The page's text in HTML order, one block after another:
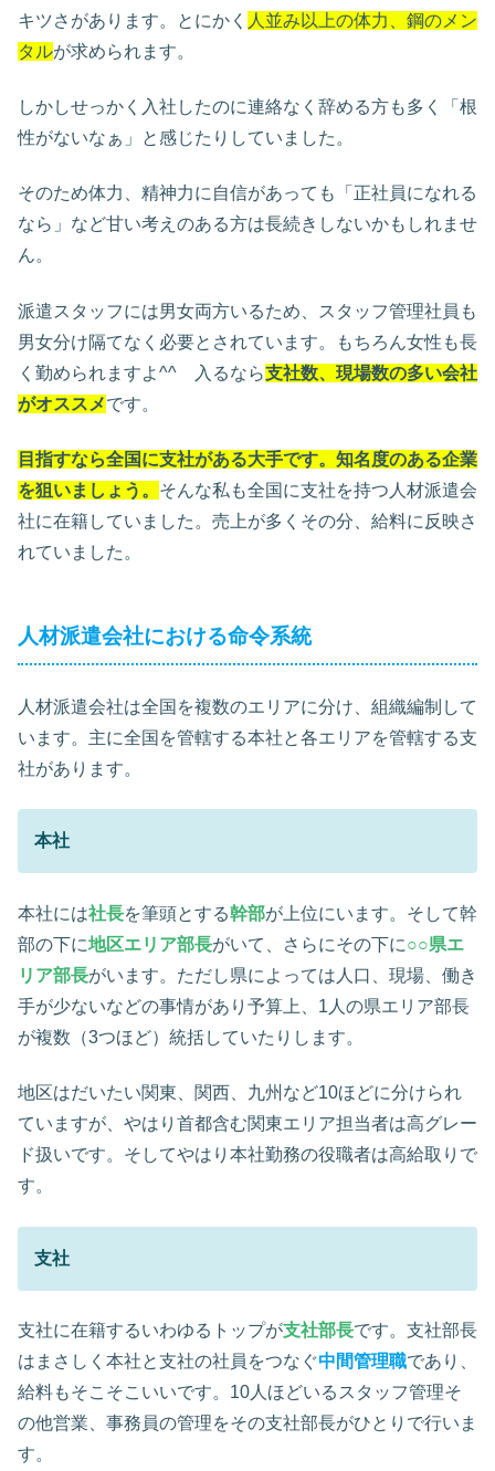
キツさがあります。とにかく 人並み以上の体力、鋼のメン
タルが求められます。
しかしせっかく入社したのに連絡なく辞める方も多く「根
性がないなぁ」と感じたりしていました。
そのため体力、精神力に自信があっても「正社員になれる
なら」など甘い考えのある方は長続きしないかもしれませ
ん。
派遣スタッフには男女両方いるため、スタッフ管理社員も
男女分け隔てなく必要とされています。もちろん女性も長
く勤められますよ^^ 入るなら支社数、現場数の多い会社
がオススメです。
目指すなら全国に支社がある大手です。知名度のある企業
を狙いましょう。 そんな私も全国に支社を持つ人材派遣会
社に在籍していました。売上が多くその分、給料に反映さ
れていました。
人材派遣会社における命令系統
人材派遣会社は全国を複数のエリアに分け、組織編制して
います。主に全国を管轄する本社と各エリアを管轄する支
社があります。
本社
本社には社長を筆頭とする幹部が上位にいます。そして幹
部の下に地区エリア部長がいて、さらにその下に○○県エ
リア部長がいます。ただし県によっては人口、現場、働き
手が少ないなどの事情があり予算上、1人の県エリア部長
が複数（3つほど）統括していたりします。
地区はだいたい関東、関西、九州など10ほどに分けられ
ていますが、やはり首都含む関東エリア担当者は高グレー
ド扱いです。そしてやはり本社勤務の役職者は高給取りで
す。
支社
支社に在籍するいわゆるトップが支社部長です。支社部長
はまさしく本社と支社の社員をつなぐ中間管理職であり、
給料もそこそこいいです。10人ほどいるスタッフ管理そ
の他営業、事務員の管理をその支社部長がひとりで行いま
す。